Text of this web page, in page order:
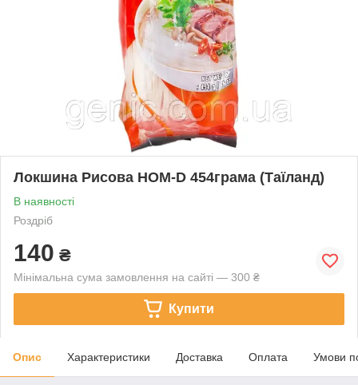
Локшина Рисова HOM-D 454грама (Таїланд)
В наявності
Роздріб
140 ₴
Мінімальна сума замовлення на сайті — 300 ₴
Купити
Опис Характеристики Доставка Оплата Умови